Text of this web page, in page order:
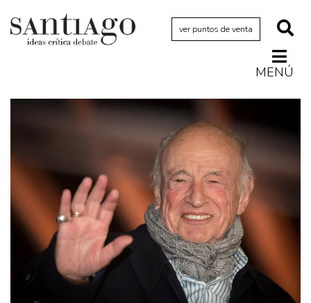
ver puntos de venta
MENÚ
Artes visuales
Ciencia
Cine y televisión
Ciudad
Críticas